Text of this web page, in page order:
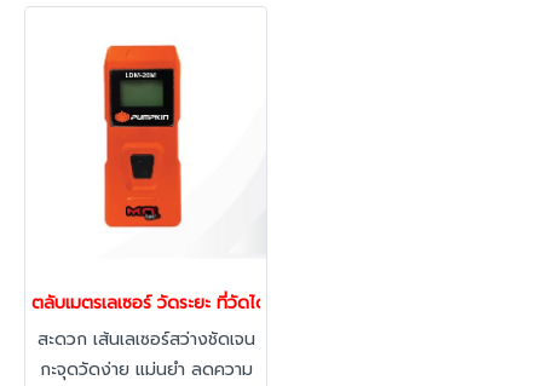
ตลับเมตรเลเซอร์ วัดระยะ ที่วัดได้ 5มม.-2เมตร
สะดวก เส้นเลเซอร์สว่างชัดเจน
กะจุดวัดง่าย แม่นยำ ลดความ